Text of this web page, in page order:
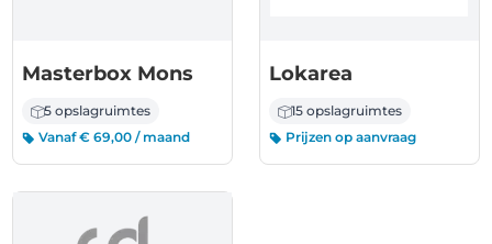
Masterbox Mons
5 opslagruimtes
Vanaf € 69,00 / maand
Lokarea
15 opslagruimtes
Prijzen op aanvraag